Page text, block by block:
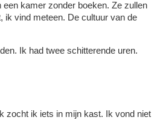
kamer zonder boeken. Ze zullen
ik vind meteen. De cultuur van de
Ik had twee schitterende uren.
zocht ik iets in mijn kast. Ik vond niet